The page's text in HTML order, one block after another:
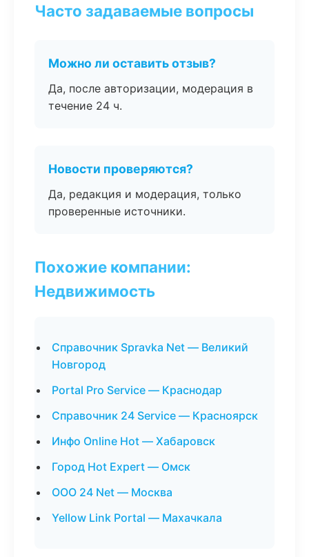
Часто задаваемые вопросы
Можно ли оставить отзыв?
Да, после авторизации, модерация в
течение 24 ч.
Новости проверяются?
Да, редакция и модерация, только
проверенные источники.
Похожие компании:
Недвижимость
Справочник Spravka Net — Великий
Новгород
Portal Pro Service — Краснодар
Справочник 24 Service — Красноярск
Инфо Online Hot — Хабаровск
Город Hot Expert — Омск
ООО 24 Net — Москва
Yellow Link Portal — Махачкала